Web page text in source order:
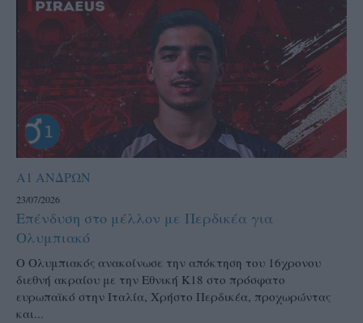
Α1 ΑΝΔΡΩΝ
23/07/2026
Επένδυση στο μέλλον με Περδικέα για
Ολυμπιακό
Ο Ολυμπιακός ανακοίνωσε την απόκτηση του 16χρονου
διεθνή ακραίου με την Εθνική Κ18 στο πρόσφατο
ευρωπαϊκό στην Ιταλία, Χρήστο Περδικέα, προχωρώντας
και...